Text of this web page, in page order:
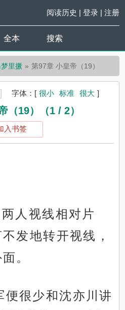
阅读历史 | 登录| 注册
全本 搜索
里撅 第97章 小皇帝（19）
字体： [ 很小 标准 很大 ]
（19）（1 / 2）
入书签
人视线相对片
发地转开视线，
。
便很少和沈亦川讲